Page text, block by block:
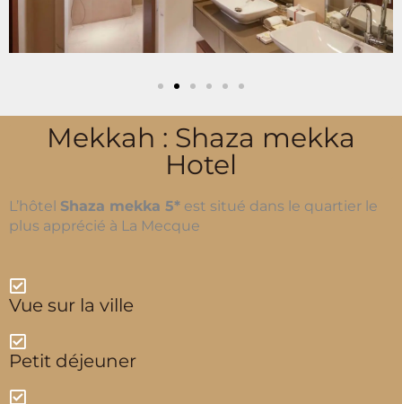
Mekkah : Shaza mekka
Hotel
L’hôtel Shaza mekka 5* est situé dans le quartier le
plus apprécié à La Mecque
Vue sur la ville
Petit déjeuner